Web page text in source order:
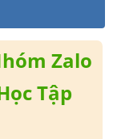
Zalo
Tập